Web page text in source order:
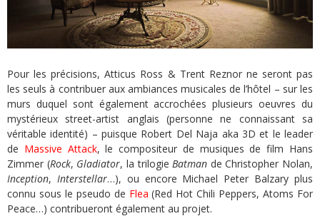
Pour les précisions, Atticus Ross & Trent Reznor ne seront pas
les seuls à contribuer aux ambiances musicales de l’hôtel – sur les
murs duquel sont également accrochées plusieurs oeuvres du
mystérieux street-artist anglais (personne ne connaissant sa
véritable identité) – puisque Robert Del Naja aka 3D et le leader
de Massive Attack, le compositeur de musiques de film Hans
Zimmer (Rock, Gladiator, la trilogieBatman de Christopher Nolan,
Inception, Interstellar…), ou encore Michael Peter Balzary plus
connu sous le pseudo de Flea (Red Hot Chili Peppers, Atoms For
Peace…) contribueront également au projet.